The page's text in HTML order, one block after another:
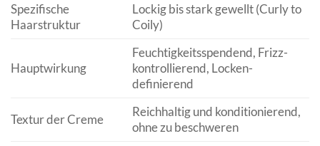
Spezifische
Haarstruktur
Lockig bis stark gewellt (Curly to
Coily)
Hauptwirkung
Feuchtigkeitsspendend, Frizz-
kontrollierend, Locken-
definierend
Textur der Creme
Reichhaltig und konditionierend,
ohne zu beschweren